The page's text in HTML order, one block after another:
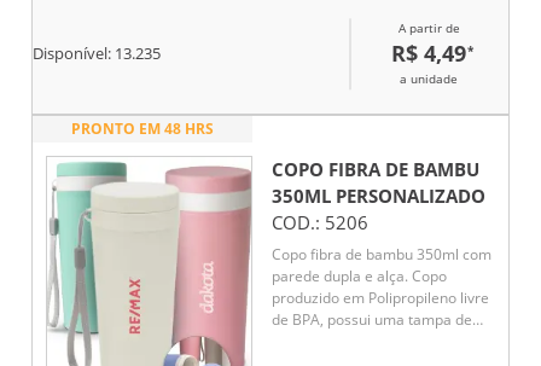
Disponível: 13.235
A partir de
R$ 4,49*
a unidade
PRONTO EM 48 HRS
COPO FIBRA DE BAMBU
350ML PERSONALIZADO
COD.: 5206
Copo fibra de bambu 350ml com
parede dupla e alça. Copo
produzido em Polipropileno livre
de BPA, possui uma tampa de